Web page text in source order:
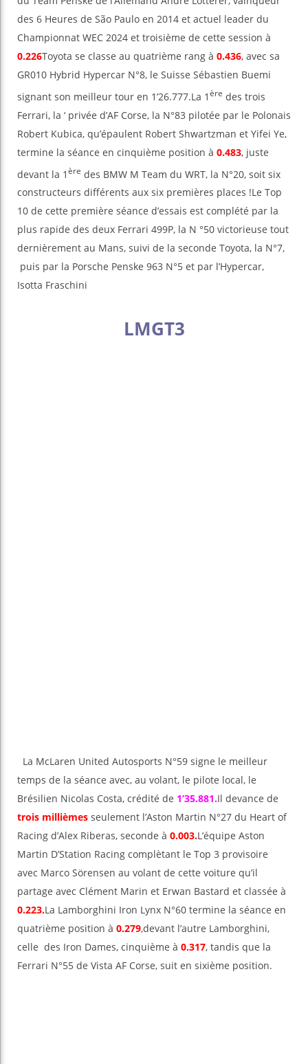
des 6 Heures de São Paulo en 2014 et actuel leader du
Championnat WEC 2024 et troisième de cette session à
0.226Toyota se classe au quatrième rang à 0.436, avec sa
GR010 Hybrid Hypercar N°8, le Suisse Sébastien Buemi
signant son meilleur tour en 1’26.777.La 1 ère des trois
Ferrari, la ‘ privée d’AF Corse, la N°83 pilotée par le Polonais
Robert Kubica, qu’épaulent Robert Shwartzman et Yifei Ye,
termine la séance en cinquième position à 0.483, juste
devant la 1 ère des BMW M Team du WRT, la N°20, soit six
constructeurs différents aux six premières places !Le Top
10 de cette première séance d’essais est complété par la
plus rapide des deux Ferrari 499P, la N °50 victorieuse tout
dernièrement au Mans, suivi de la seconde Toyota, la N°7,
puis par la Porsche Penske 963 N°5 et par l’Hypercar,
Isotta Fraschini
LMGT3
La McLaren United Autosports N°59 signe le meilleur
temps de la séance avec, au volant, le pilote local, le
Brésilien Nicolas Costa, crédité de 1’35.881.Il devance de
trois millièmes seulement l’Aston Martin N°27 du Heart of
Racing d’Alex Riberas, seconde à 0.003.L’équipe Aston
Martin D’Station Racing complètant le Top 3 provisoire
avec Marco Sörensen au volant de cette voiture qu’il
partage avec Clément Marin et Erwan Bastard et classée à
0.223.La Lamborghini Iron Lynx N°60 termine la séance en
quatrième position à 0.279,devant l’autre Lamborghini,
celle des Iron Dames, cinquième à 0.317, tandis que la
Ferrari N°55 de Vista AF Corse, suit en sixième position.